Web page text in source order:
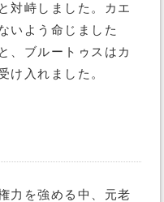
対峙しました。カエ
いよう命じました
、ブルートゥスはカ
け入れました。
力を強める中、元老